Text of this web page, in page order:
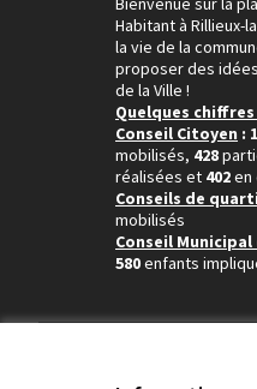
Habitant à Rillieux-
la vie de la
proposer des
de la Ville !
Quelques
Conseil Citoyen :
mobilisés, 428
réalisées et 402en
Conseils de
mobilisés
Conseil Municipal
580enfants